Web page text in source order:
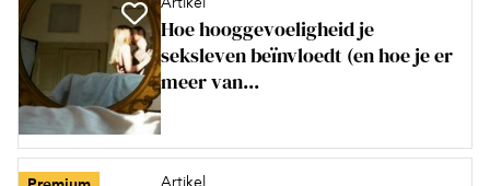
Hoe hooggevoeligheid je
seksleven beïnvloedt (en hoe je er
meer van...
Artikel